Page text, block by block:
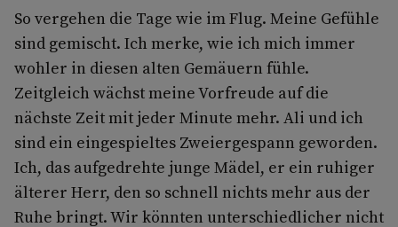
So vergehen die Tage wie im Flug. Meine Gefühle
sind gemischt. Ich merke, wie ich mich immer
wohler in diesen alten Gemäuern fühle.
Zeitgleich wächst meine Vorfreude auf die
nächste Zeit mit jeder Minute mehr. Ali und ich
sind ein eingespieltes Zweiergespann geworden.
Ich, das aufgedrehte junge Mädel, er ein ruhiger
älterer Herr, den so schnell nichts mehr aus der
Ruhe bringt. Wir könnten unterschiedlicher nicht